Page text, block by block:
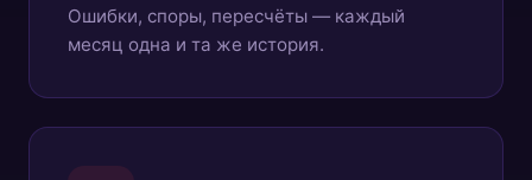
Ошибки, споры, пересчёты — каждый
месяц одна и та же история.